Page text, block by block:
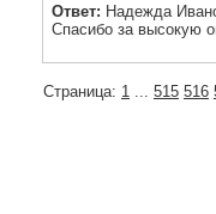
Ответ: Надежда
Спасибо за высокую
Страница: 1 ... 515 516